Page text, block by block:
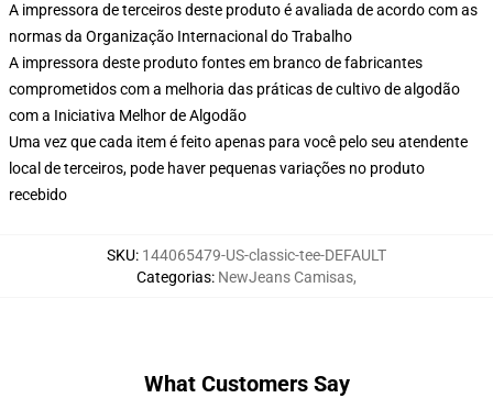
A impressora de terceiros deste produto é avaliada de acordo com as
normas da Organização Internacional do Trabalho
A impressora deste produto fontes em branco de fabricantes
comprometidos com a melhoria das práticas de cultivo de algodão
com a Iniciativa Melhor de Algodão
Uma vez que cada item é feito apenas para você pelo seu atendente
local de terceiros, pode haver pequenas variações no produto
recebido
SKU: 144065479-US-classic-tee-DEFAULT
Categorias: NewJeans Camisas,
What Customers Say